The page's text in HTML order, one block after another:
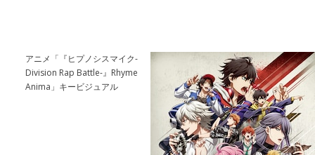
アニメ「『ヒプノシスマイク-
Division Rap Battle-』Rhyme
Anima」キービジュアル